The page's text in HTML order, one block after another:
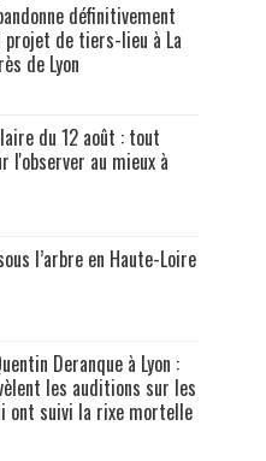
définitivement
projet de tiers-lieu à La
de Lyon
du 12 août : tout
l'observer au mieux à
l’arbre en Haute-Loire
Deranque à Lyon :
les auditions sur les
ont suivi la rixe mortelle